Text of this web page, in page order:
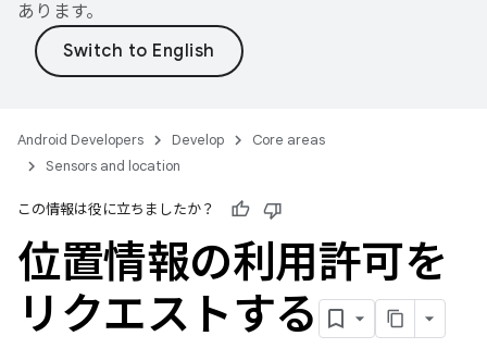
あります。
Android Developers Develop
Core areas
Sensors and location
この情報は役に立ちましたか？
位置情報の利用許可を
リクエストする